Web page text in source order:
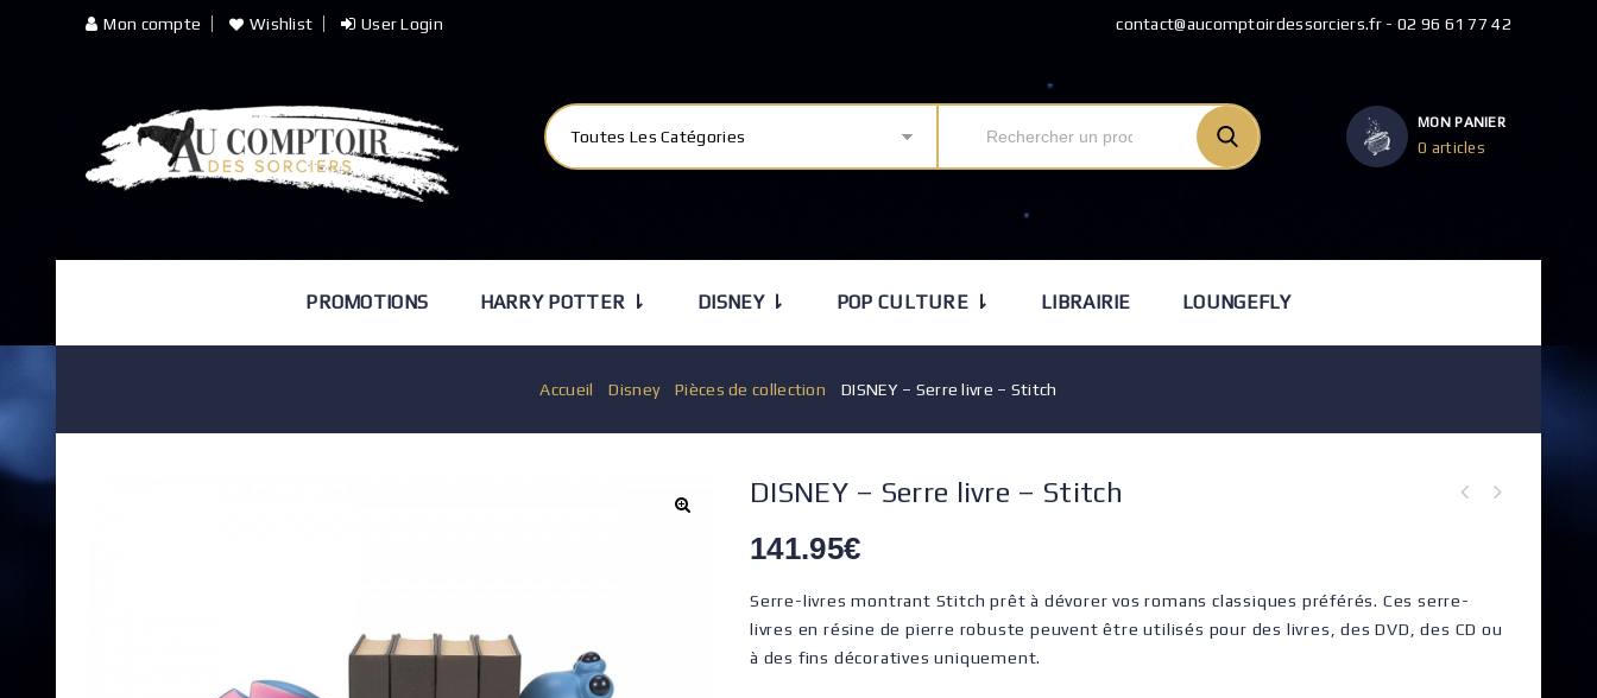
Mon compte Wishlist User Login contact@aucomptoirdessorciers.fr - 02 96 61 77 42
Toutes Les Catégories
MON PANIER
0 articles
PROMOTIONS HARRY POTTER ⇂ DISNEY ⇂ POP CULTURE ⇂ LIBRAIRIE LOUNGEFLY
Accueil /Disney/Pièces de collection DISNEY – Serre livre – Stitch
DISNEY – Serre livre – Stitch
141.95€
Serre-livres montrant Stitch prêt à dévorer vos romans classiques préférés. Ces serre-
livres en résine de pierre robuste peuvent être utilisés pour des livres, des DVD, des CD ou
à des fins décoratives uniquement.